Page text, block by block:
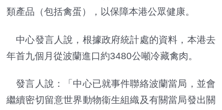
類產品（包括禽蛋），以保障本港公眾健康。
中心發言人說，根據政府統計處的資料，本港去
年首九個月從波蘭進口約3480公噸冷藏禽肉。
發言人說：「中心已就事件聯絡波蘭當局，並會
繼續密切留意世界動物衞生組織及有關當局發出關